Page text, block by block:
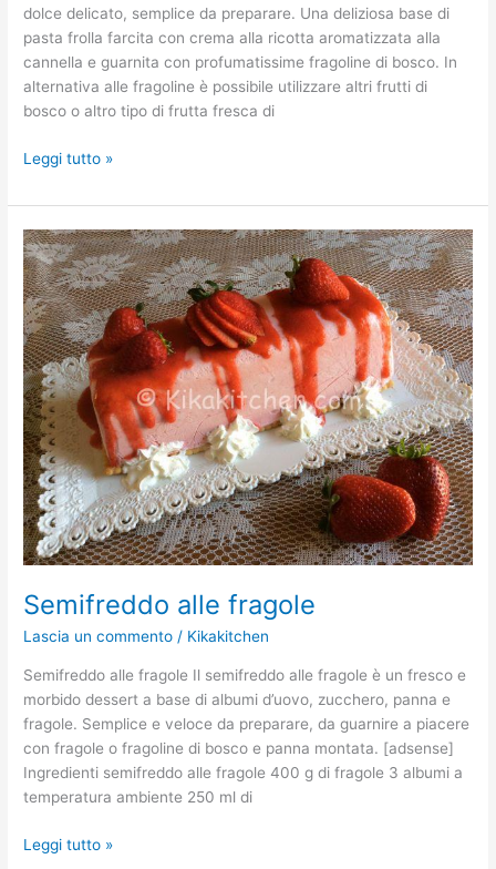
dolce delicato, semplice da preparare. Una deliziosa base di
pasta frolla farcita con crema alla ricotta aromatizzata alla
cannella e guarnita con profumatissime fragoline di bosco. In
alternativa alle fragoline è possibile utilizzare altri frutti di
bosco o altro tipo di frutta fresca di
Leggi tutto »
Semifreddo alle fragole
Lascia un commento / Kikakitchen
Semifreddo alle fragole Il semifreddo alle fragole è un fresco e
morbido dessert a base di albumi d’uovo, zucchero, panna e
fragole. Semplice e veloce da preparare, da guarnire a piacere
con fragole o fragoline di bosco e panna montata. [adsense]
Ingredienti semifreddo alle fragole 400 g di fragole 3 albumi a
temperatura ambiente 250 ml di
Semifreddo
alle
fragole
Leggi tutto »